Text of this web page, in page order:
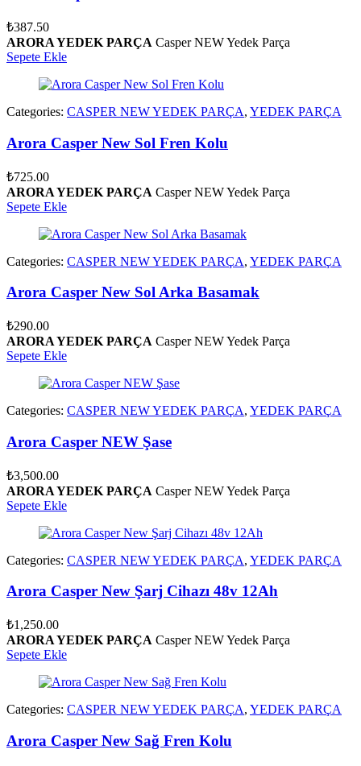
₺387.50
ARORA YEDEK PARÇA Casper NEW Yedek Parça
Sepete Ekle
Categories: CASPER NEW YEDEK PARÇA, YEDEK PARÇA
Arora Casper New Sol Fren Kolu
₺725.00
ARORA YEDEK PARÇA Casper NEW Yedek Parça
Sepete Ekle
Categories: CASPER NEW YEDEK PARÇA, YEDEK PARÇA
Arora Casper New Sol Arka Basamak
₺290.00
ARORA YEDEK PARÇA Casper NEW Yedek Parça
Sepete Ekle
Categories: CASPER NEW YEDEK PARÇA, YEDEK PARÇA
Arora Casper NEW Şase
₺3,500.00
ARORA YEDEK PARÇA Casper NEW Yedek Parça
Sepete Ekle
Categories: CASPER NEW YEDEK PARÇA, YEDEK PARÇA
Arora Casper New Şarj Cihazı 48v 12Ah
₺1,250.00
ARORA YEDEK PARÇA Casper NEW Yedek Parça
Sepete Ekle
Categories: CASPER NEW YEDEK PARÇA, YEDEK PARÇA
Arora Casper New Sağ Fren Kolu